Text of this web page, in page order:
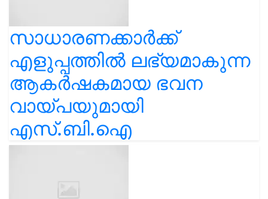
സാധാരണക്കാര്‍ക്ക്
എളുപ്പത്തില്‍ ലഭ്യമാകുന്ന
ആകര്‍ഷകമായ ഭവന
വായ്പയുമായി
എസ്.ബി.ഐ